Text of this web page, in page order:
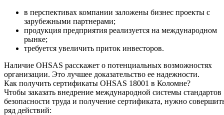
в перспективах компании заложены бизнес проекты с
зарубежными партнерами;
продукция предприятия реализуется на международном
рынке;
требуется увеличить приток инвесторов.
Наличие OHSAS расскажет о потенциальных возможностях
организации. Это лучшее доказательство ее надежности.
Как получить сертификаты OHSAS 18001 в Коломне?
Чтобы заказать внедрение международной системы стандартов
безопасности труда и получение сертификата, нужно
ряд действий: